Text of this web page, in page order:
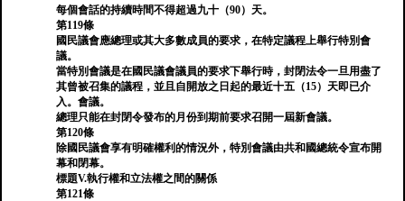
每個會話的持續時間不得超過九十（90）天。
第119條
國民議會應總理或其大多數成員的要求，在特定議程上舉行特別會
議。
當特別會議是在國民議會議員的要求下舉行時，封閉法令一旦用盡了
其曾被召集的議程，並且自開放之日起的最近十五（15）天即已介
入。會議。
總理只能在封閉令發布的月份到期前要求召開一屆新會議。
第120條
除國民議會享有明確權利的情況外，特別會議由共和國總統令宣布開
幕和閉幕。
標題V.執行權和立法權之間的關係
第121條